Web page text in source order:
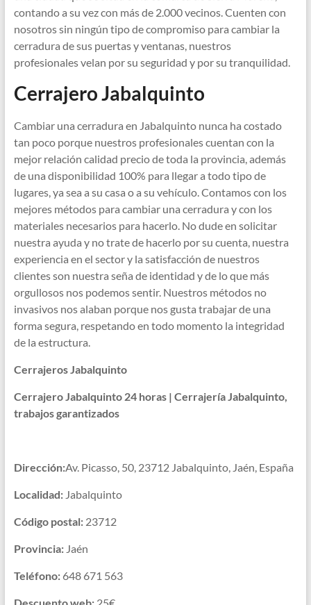
contando a su vez con más de 2.000 vecinos. Cuenten con
nosotros sin ningún tipo de compromiso para cambiar la
cerradura de sus puertas y ventanas, nuestros
profesionales velan por su seguridad y por su tranquilidad.
Cerrajero Jabalquinto
Cambiar una cerradura en Jabalquinto nunca ha costado
tan poco porque nuestros profesionales cuentan con la
mejor relación calidad precio de toda la provincia, además
de una disponibilidad 100% para llegar a todo tipo de
lugares, ya sea a su casa o a su vehículo. Contamos con los
mejores métodos para cambiar una cerradura y con los
materiales necesarios para hacerlo. No dude en solicitar
nuestra ayuda y no trate de hacerlo por su cuenta, nuestra
experiencia en el sector y la satisfacción de nuestros
clientes son nuestra seña de identidad y de lo que más
orgullosos nos podemos sentir. Nuestros métodos no
invasivos nos alaban porque nos gusta trabajar de una
forma segura, respetando en todo momento la integridad
de la estructura.
Cerrajeros Jabalquinto
Cerrajero Jabalquinto 24 horas | Cerrajería Jabalquinto,
trabajos garantizados
Dirección:Av. Picasso, 50, 23712 Jabalquinto, Jaén, España
Localidad:Jabalquinto
Código postal:23712
Provincia:Jaén
Teléfono:648 671 563